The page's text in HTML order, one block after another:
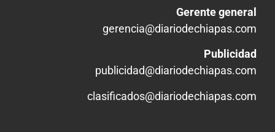
Gerente general
gerencia@diariodechiapas.com
Publicidad
publicidad@diariodechiapas.com
clasificados@diariodechiapas.com